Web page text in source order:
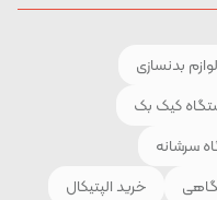
بدنسازی
کیک بک
سرشانه
خرید الپتیکال